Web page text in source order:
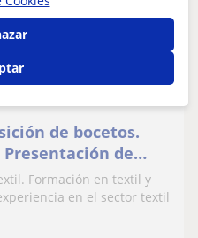
de bocetos.
de
Formación en textil y
en el sector textil